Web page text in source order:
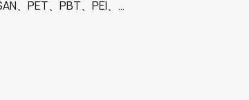
、PET、PBT、PEI、…